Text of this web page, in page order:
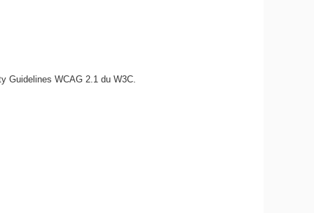
Guidelines WCAG 2.1 du W3C.